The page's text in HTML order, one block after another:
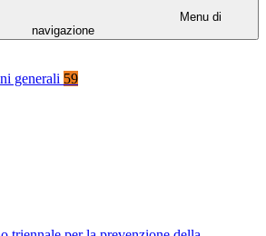
Menu di
navigazione
generali 59